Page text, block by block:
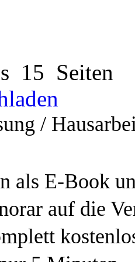
15 Seiten
/
als E-Book
auf die